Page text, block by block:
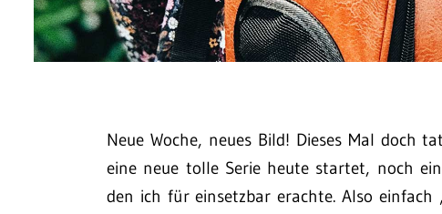
Neue Woche, neues Bild! Dieses Mal doch
eine neue tolle Serie heute startet, noch
den ich für einsetzbar erachte. Also